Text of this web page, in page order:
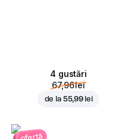
4 gustări
67,96 lei
de la 55,99 lei